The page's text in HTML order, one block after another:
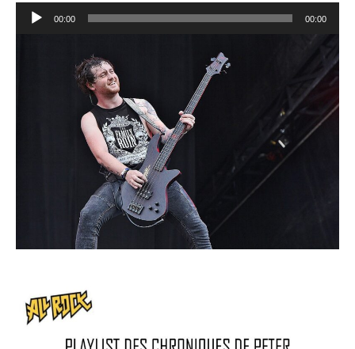
Lecteur 00:00 00:00